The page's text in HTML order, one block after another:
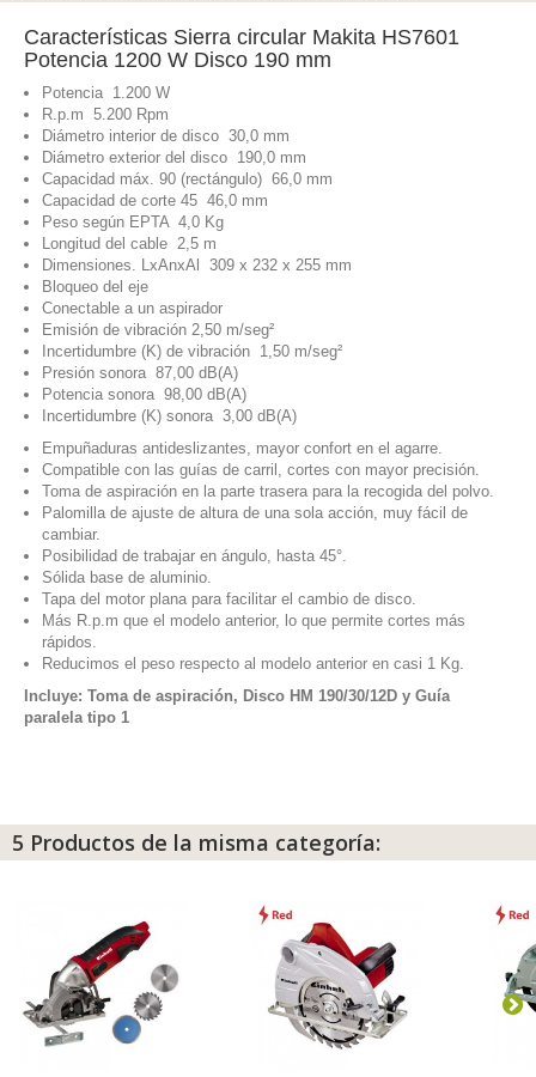
Características Sierra circular Makita HS7601
Potencia 1200 W Disco 190 mm
Potencia 1.200 W
R.p.m 5.200 Rpm
Diámetro interior de disco 30,0 mm
Diámetro exterior del disco 190,0 mm
Capacidad máx. 90 (rectángulo) 66,0 mm
Capacidad de corte 45 46,0 mm
Peso según EPTA 4,0 Kg
Longitud del cable 2,5 m
Dimensiones. LxAnxAl 309 x 232 x 255 mm
Bloqueo del eje
Conectable a un aspirador
Emisión de vibración 2,50 m/seg²
Incertidumbre (K) de vibración 1,50 m/seg²
Presión sonora 87,00 dB(A)
Potencia sonora 98,00 dB(A)
Incertidumbre (K) sonora 3,00 dB(A)
Empuñaduras antideslizantes, mayor confort en el agarre.
Compatible con las guías de carril, cortes con mayor precisión.
Toma de aspiración en la parte trasera para la recogida del polvo.
Palomilla de ajuste de altura de una sola acción, muy fácil de
cambiar.
Posibilidad de trabajar en ángulo, hasta 45°.
Sólida base de aluminio.
Tapa del motor plana para facilitar el cambio de disco.
Más R.p.m que el modelo anterior, lo que permite cortes más
rápidos.
Reducimos el peso respecto al modelo anterior en casi 1 Kg.
Incluye: Toma de aspiración, Disco HM 190/30/12D y Guía
paralela tipo 1
5 Productos de la misma categoría: